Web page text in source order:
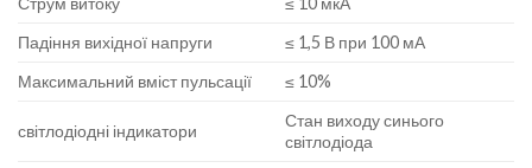
Падіння вихідної напруги
≤ 1,5 В при 100 мА
Максимальний вміст пульсації
≤ 10%
світлодіодні індикатори
Стан виходу синього
світлодіода